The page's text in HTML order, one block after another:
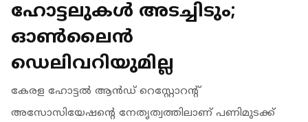
ഹോട്ടലുകൾ അടച്ചിടും;
ഓൺലൈൻ
ഡെലിവറിയുമില്ല
കേരള ഹോട്ടൽ ആൻഡ് റെസ്റ്റോറൻ്റ്
അസോസിയേഷൻ്റെ നേതൃത്വത്തിലാണ് പണിമുടക്ക്